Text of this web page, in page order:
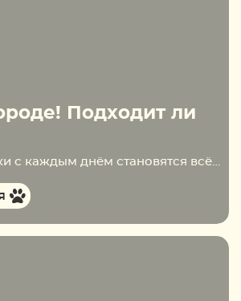
Подходит ли
Сибирские хаски с каждым днём становятся всё популярнее. Щенков заводят в семьях с маленькими детьми, берут в качестве компаньонов для подростков. Однако не всегда люди, которые хотят стать владельцами этих собак, проживают в больших частных домах. Большинство из них являются…